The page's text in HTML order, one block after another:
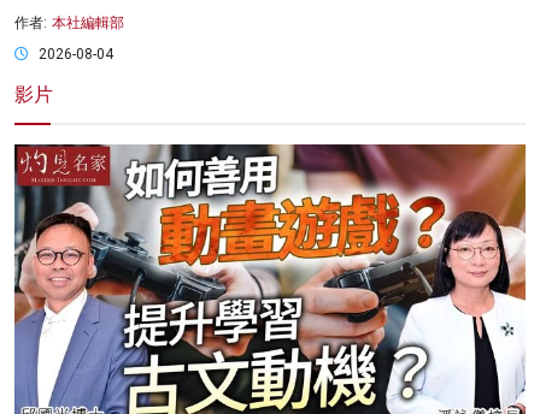
作者: 本社編輯部
2026-08-04
影片